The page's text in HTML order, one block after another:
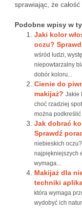
sprawiając, że
Podobne wpisy w
Jaki kolor
oczu?
wśród ludzi,
niepowtarzalny
dobór koloru...
Cienie do
makijaż? Jakie
choć rzadziej
można
Jak dobrać
Sprawdź
niebieskich
najpiękniejszych
wymaga...
Makijaż dla
techniki
która wymaga
wydobyć ich